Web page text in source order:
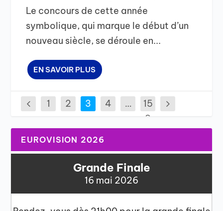
Le concours de cette année
symbolique, qui marque le début d’un
nouveau siècle, se déroule en...
EN SAVOIR PLUS
1 2 3 4 …
15
9
EUROVISION 2026
Grande Finale
16 mai 2026